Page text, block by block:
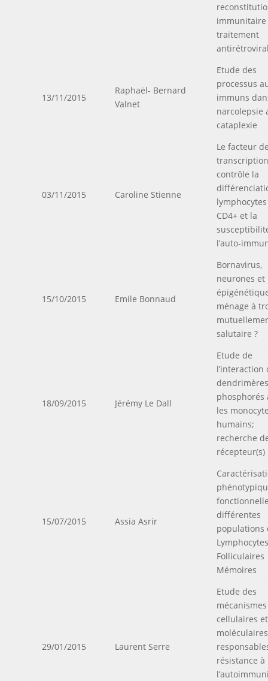
immunitaire
traitement
13/11/2015
Raphaël- Bernard
Valnet
Etude des
processus
immuns
narcolepsie
cataplexie
03/11/2015 Caroline Stienne
Le facteur
contrôle la
lymphocytes
CD4+ et la
l’auto-
15/10/2015 Emile Bonnaud
Bornavirus,
neurones et
ménage à
salutaire ?
18/09/2015 Jérémy Le Dall
Etude de
l’interaction
dendrimères
phosphorés
les
humains;
recherche
récepteur(s)
15/07/2015 Assia Asrir
différentes
populations
Folliculaires
Mémoires
29/01/2015 Laurent Serre
Etude des
mécanismes
cellulaires et
moléculaires
résistance à